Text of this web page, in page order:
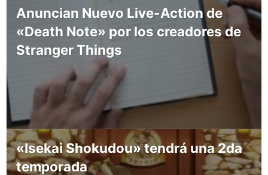
Anuncian Nuevo Live-Action de
«Death Note» por los creadores de
Stranger Things
«Isekai Shokudou» tendrá una 2da
temporada